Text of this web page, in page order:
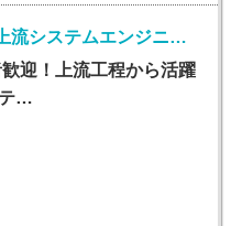
SE（システムエンジニア）(上流システムエンジニア(Java経験者歓迎)/正社員)
迎！上流工程から活躍
…